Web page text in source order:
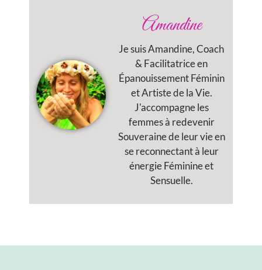
Amandine
Je suis Amandine, Coach
& Facilitatrice en
Épanouissement Féminin
et Artiste de la Vie.
J'accompagne les
femmes à redevenir
Souveraine de leur vie en
se reconnectant à leur
énergie Féminine et
Sensuelle.